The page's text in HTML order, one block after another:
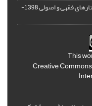
فقهی و اصولی
1398-
This
Creative